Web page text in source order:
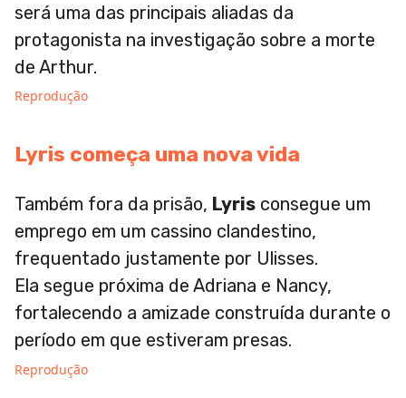
será uma das principais aliadas da
protagonista na investigação sobre a morte
de Arthur.
Reprodução
Lyris começa uma nova vida
Também fora da prisão, Lyris consegue um
emprego em um cassino clandestino,
frequentado justamente por Ulisses.
Ela segue próxima de Adriana e Nancy,
fortalecendo a amizade construída durante o
período em que estiveram presas.
Reprodução